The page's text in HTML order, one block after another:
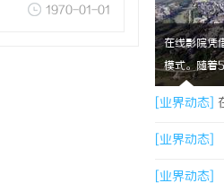
1970-01-01
在线影院凭
模式。随着
[业界动态]
解析
[业界动态]
[业界动态]